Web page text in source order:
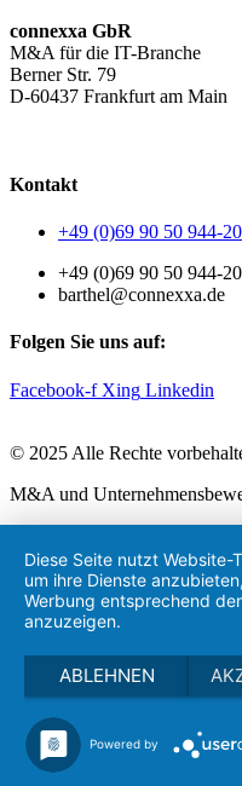
connexxa GbR
M&A für die IT-Branche
Berner Str. 79
D-60437 Frankfurt am Main
Kontakt
+49 (0)69 90 50 944-20
+49 (0)69 90 50 944-20
barthel@connexxa.de
Folgen Sie uns auf:
Facebook-f Xing Linkedin
© 2025 Alle Rechte
M&A und
Diese Seite nutzt Website-
um ihre Dienste
Werbung entsprechend
anzuzeigen.
ABLEHNEN
Powered by